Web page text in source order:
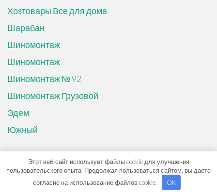
Хозтовары Все для дома
Шарабан
Шиномонтаж
Шиномонтаж
Шиномонтаж № 92
Шиномонтаж Грузовой
Эдем
Южный
Интересное в рубриках
Дизайнерство
Этот веб-сайт использует файлы cookie для улучшения
пользовательского опыта. Продолжая пользоваться сайтом, вы даете
согласие на использование файлов cookie.
OK